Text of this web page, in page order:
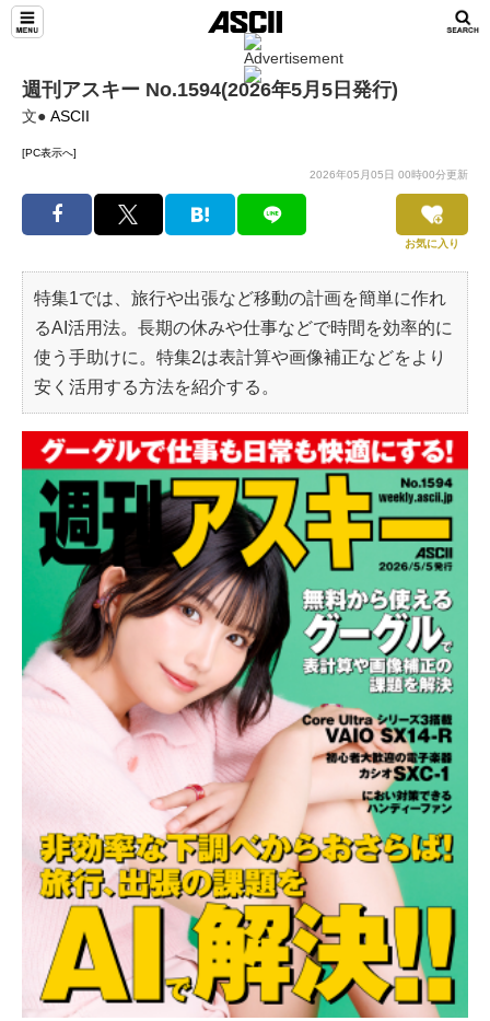
週刊アスキー No.1594(2026年5月5日発行)
文● ASCII
[PC表示へ]
2026年05月05日 00時00分更新
お気に入り
特集1では、旅行や出張など移動の計画を簡単に作れ
るAI活用法。長期の休みや仕事などで時間を効率的に
使う手助けに。特集2は表計算や画像補正などをより
安く活用する方法を紹介する。